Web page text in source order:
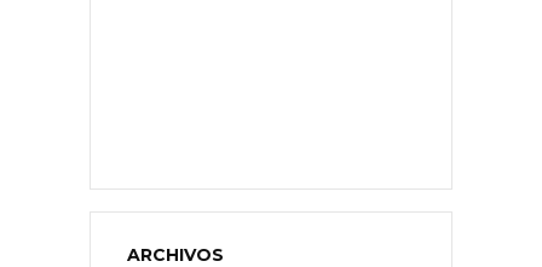
ARCHIVOS